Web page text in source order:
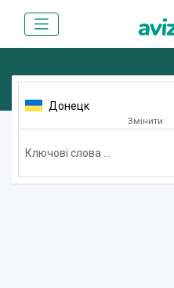
Донецк
Змінити